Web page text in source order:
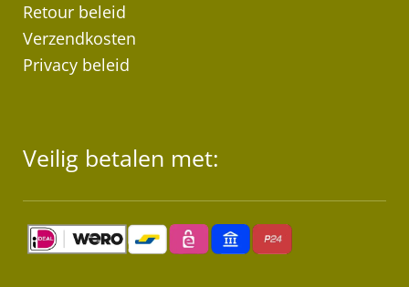
Retour beleid
Verzendkosten
Privacy beleid
Veilig betalen met: